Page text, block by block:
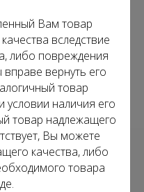
Вам товар
вследствие
либо повреждения
вернуть его
товар
условии наличия его
товар надлежащего
Вы можете
качества, либо
товара